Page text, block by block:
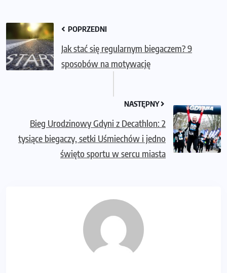
POPRZEDNI
Jak stać się regularnym biegaczem? 9
sposobów na motywację
NASTĘPNY
Bieg Urodzinowy Gdyni z Decathlon: 2
tysiące biegaczy, setki Uśmiechów i jedno
święto sportu w sercu miasta